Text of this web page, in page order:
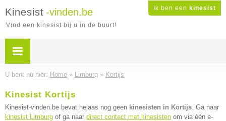
Ik ben een kinesist
Kinesist -vinden.be
Vind een kinesist bij u in de buurt!
U bent nu hier: Home » Limburg » Kortijs
Kinesist Kortijs
Kinesist-vinden.be bevat helaas nog geen kinesisten in Kortijs. Ga naar
kinesist Limburg of ga naar direct contact met kinesisten om via één e-